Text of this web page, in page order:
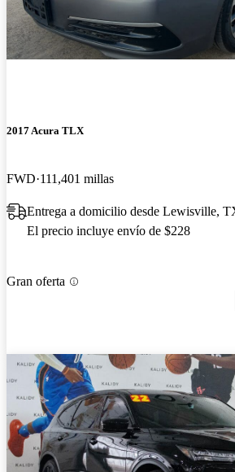
2017 Acura TLX
FWD 111,401 millas
Entrega a domicilio desde Lewisville,
El precio incluye envío de $228
Gran oferta